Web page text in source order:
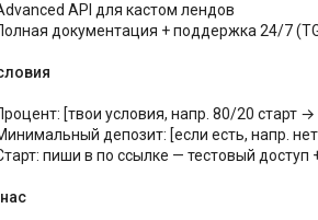
API для кастом лендов
документация + поддержка 24/7
[твои условия, напр. 80/20 старт
депозит: [если есть, напр.
пиши в по ссылке — тестовый доступ